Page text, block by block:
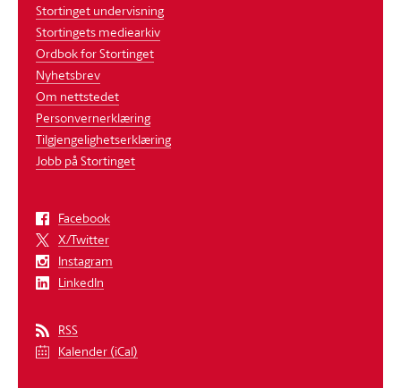
Stortinget undervisning
Stortingets mediearkiv
Ordbok for Stortinget
Nyhetsbrev
Om nettstedet
Personvernerklæring
Tilgjengelighetserklæring
Jobb på Stortinget
Facebook
X/Twitter
Instagram
LinkedIn
RSS
Kalender (iCal)